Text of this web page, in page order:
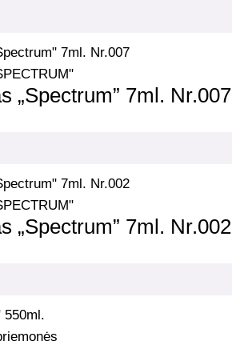
„Spectrum” 7ml. Nr.007
„Spectrum” 7ml. Nr.002